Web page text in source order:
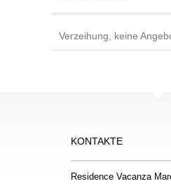
Verzeihung, keine
KONTAKTE
Residence Vacanza